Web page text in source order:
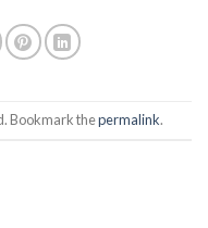
Bookmark thepermalink.